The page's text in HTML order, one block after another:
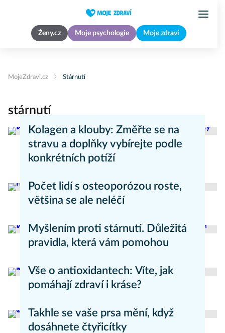
Ženy.cz Moje psychologie Moje zdraví
MojeZdravi.cz Stárnutí
stárnutí
Kolagen a klouby: Změřte se na
stravu a doplňky vybírejte podle
konkrétních potíží
Počet lidí s osteoporózou roste,
většina se ale neléčí
Myšlením proti stárnutí. Důležitá
pravidla, která vám pomohou
Vše o antioxidantech: Víte, jak
pomáhají zdraví i kráse?
Takhle se vaše prsa mění, když
dosáhnete čtyřicítky